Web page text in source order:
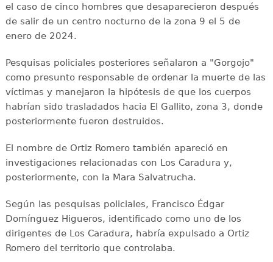
el caso de cinco hombres que desaparecieron después
de salir de un centro nocturno de la zona 9 el 5 de
enero de 2024.
Pesquisas policiales posteriores señalaron a "Gorgojo"
como presunto responsable de ordenar la muerte de las
víctimas y manejaron la hipótesis de que los cuerpos
habrían sido trasladados hacia El Gallito, zona 3, donde
posteriormente fueron destruidos.
El nombre de Ortiz Romero también apareció en
investigaciones relacionadas con Los Caradura y,
posteriormente, con la Mara Salvatrucha.
Según las pesquisas policiales, Francisco Édgar
Domínguez Higueros, identificado como uno de los
dirigentes de Los Caradura, habría expulsado a Ortiz
Romero del territorio que controlaba.